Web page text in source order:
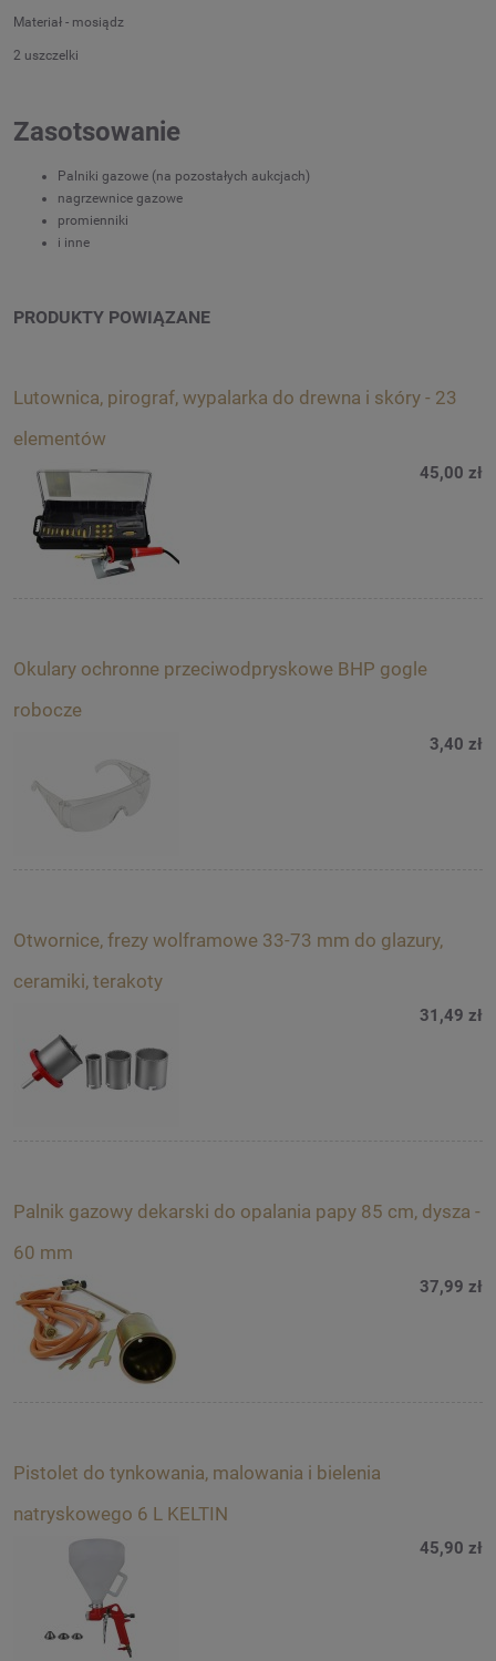
Materiał - mosiądz
2 uszczelki
Zasotsowanie
Palniki gazowe (na pozostałych aukcjach)
nagrzewnice gazowe
promienniki
i inne
PRODUKTY POWIĄZANE
Lutownica, pirograf, wypalarka do drewna i skóry - 23
elementów
45,00 zł
Okulary ochronne przeciwodpryskowe BHP gogle
robocze
3,40 zł
Otwornice, frezy wolframowe 33-73 mm do glazury,
ceramiki, terakoty
31,49 zł
Palnik gazowy dekarski do opalania papy 85 cm, dysza -
60 mm
37,99 zł
Pistolet do tynkowania, malowania i bielenia
natryskowego 6 L KELTIN
45,90 zł